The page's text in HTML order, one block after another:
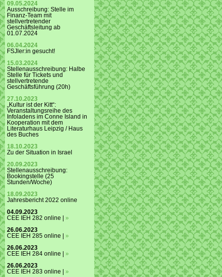
09.05.2024
Ausschreibung: Stelle im
Finanz-Team mit
stellvertretender
Geschäftsleitung ab
01.07.2024
06.04.2024
FSJler:in gesucht!
15.03.2024
Stellenausschreibung: Halbe
Stelle für Tickets und
stellvertretende
Geschäftsführung (20h)
27.10.2023
„Kultur ist der Kitt“:
Veranstaltungsreihe des
Infoladens im Conne Island in
Kooperation mit dem
Literaturhaus Leipzig / Haus
des Buches
18.10.2023
Zu der Situation in Israel
20.09.2023
Stellenausschreibung:
Bookingstelle (25
Stunden/Woche)
18.09.2023
Jahresbericht 2022 online
04.09.2023
CEE IEH 282 online | »
26.06.2023
CEE IEH 285 online | »
26.06.2023
CEE IEH 284 online | »
26.06.2023
CEE IEH 283 online | »